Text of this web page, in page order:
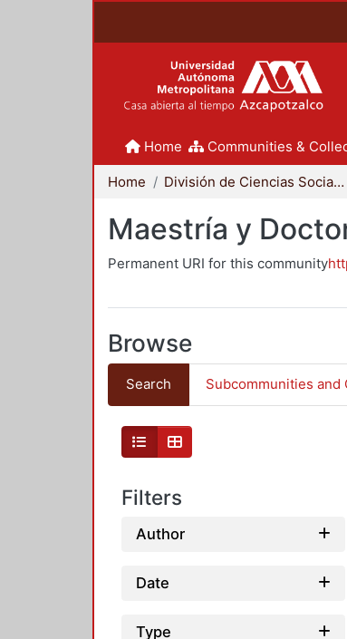
Home Communities &
Home División de Ciencias Sociales y Humanidades
Maestría y
Permanent URI for this community
Browse
Search Subcommunities and
Filters
Author
Date
Type